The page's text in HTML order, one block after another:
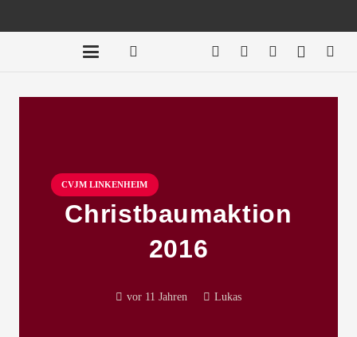
CVJM LINKENHEIM
Christbaumaktion
2016
vor 11 Jahren Lukas